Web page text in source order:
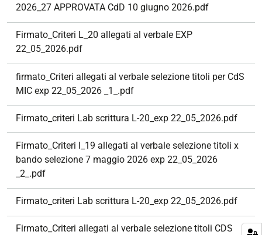
2026_27 APPROVATA CdD 10 giugno 2026.pdf
Firmato_Criteri L_20 allegati al verbale EXP
22_05_2026.pdf
firmato_Criteri allegati al verbale selezione titoli per CdS
MIC exp 22_05_2026 _1_.pdf
Firmato_criteri Lab scrittura L-20_exp 22_05_2026.pdf
Firmato_Criteri l_19 allegati al verbale selezione titoli x
bando selezione 7 maggio 2026 exp 22_05_2026
_2_.pdf
Firmato_criteri Lab scrittura L-20_exp 22_05_2026.pdf
Firmato_Criteri allegati al verbale selezione titoli CDS